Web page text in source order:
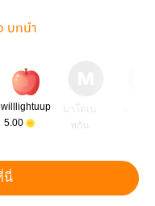
บทนำ
willlightuup
5.00
มาโดเน
ทกัน
นี่